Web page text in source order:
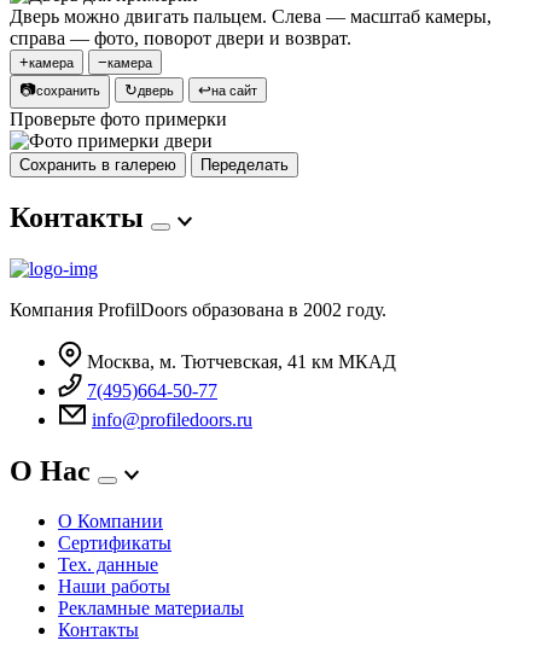
Дверь можно двигать пальцем. Слева — масштаб камеры,
справа — фото, поворот двери и возврат.
+камера −камера
📷сохранить ↻дверь ↩на сайт
Проверьте фото примерки
Сохранить в галерею Переделать
Контакты
Компания ProfilDoors образована в 2002 году.
Москва, м. Тютчевская, 41 км МКАД
7(495)664-50-77
info@profiledoors.ru
О Нас
О Компании
Сертификаты
Тех. данные
Наши работы
Рекламные материалы
Контакты